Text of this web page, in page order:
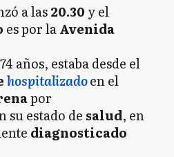
a las20.30 y el
es por laAvenida
años, estaba desde el
hospitalizadoen el
por
su estado de salud, en
diagnosticado